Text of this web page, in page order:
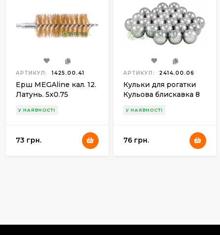
АРТИКУЛ: 1425.00.41
Ерш MEGAline кал. 12.
Латунь. 5x0.75
У НАЯВНОСТІ
73 грн.
АРТИКУЛ: 2414.00.06
Кульки для рогатки
Кульова блискавка 8
У НАЯВНОСТІ
76 грн.